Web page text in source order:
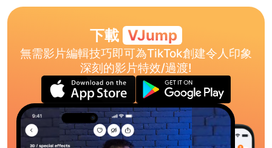
下載 VJump
無需影片編輯技巧即可為TikTok創建令人印象
深刻的影片特效/過渡!